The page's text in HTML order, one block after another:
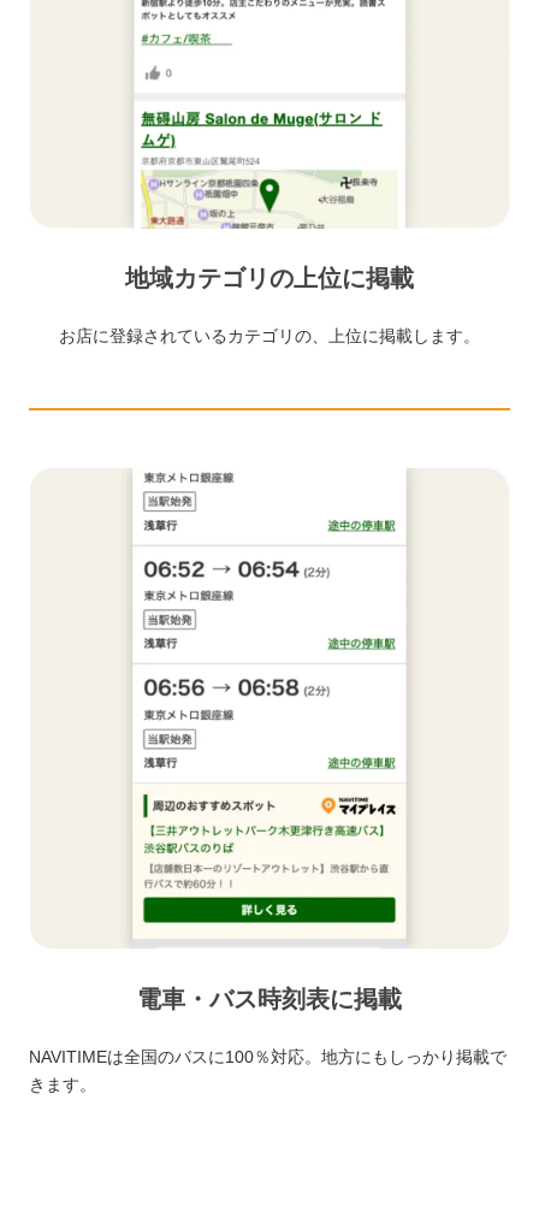
地域カテゴリの上位に掲載
お店に登録されているカテゴリの、上位に掲載します。
電車・バス時刻表に掲載
NAVITIMEは全国のバスに100％対応。地方にもしっかり掲載で
きます。